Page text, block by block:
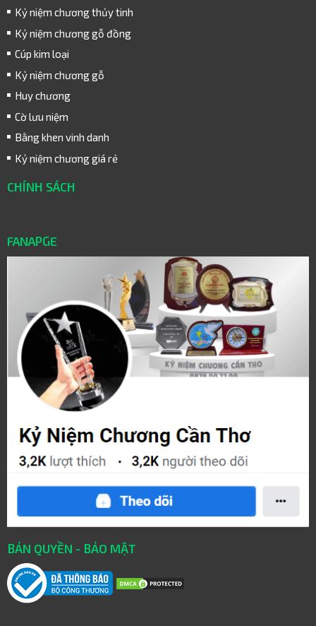
Kỷ niệm chương thủy tinh
Kỷ niệm chương gỗ đồng
Cúp kim loại
Kỷ niệm chương gỗ
Huy chương
Cờ lưu niệm
Bằng khen vinh danh
Kỷ niệm chương giá rẻ
CHÍNH SÁCH
FANAPGE
BẢN QUYỀN - BẢO MẬT